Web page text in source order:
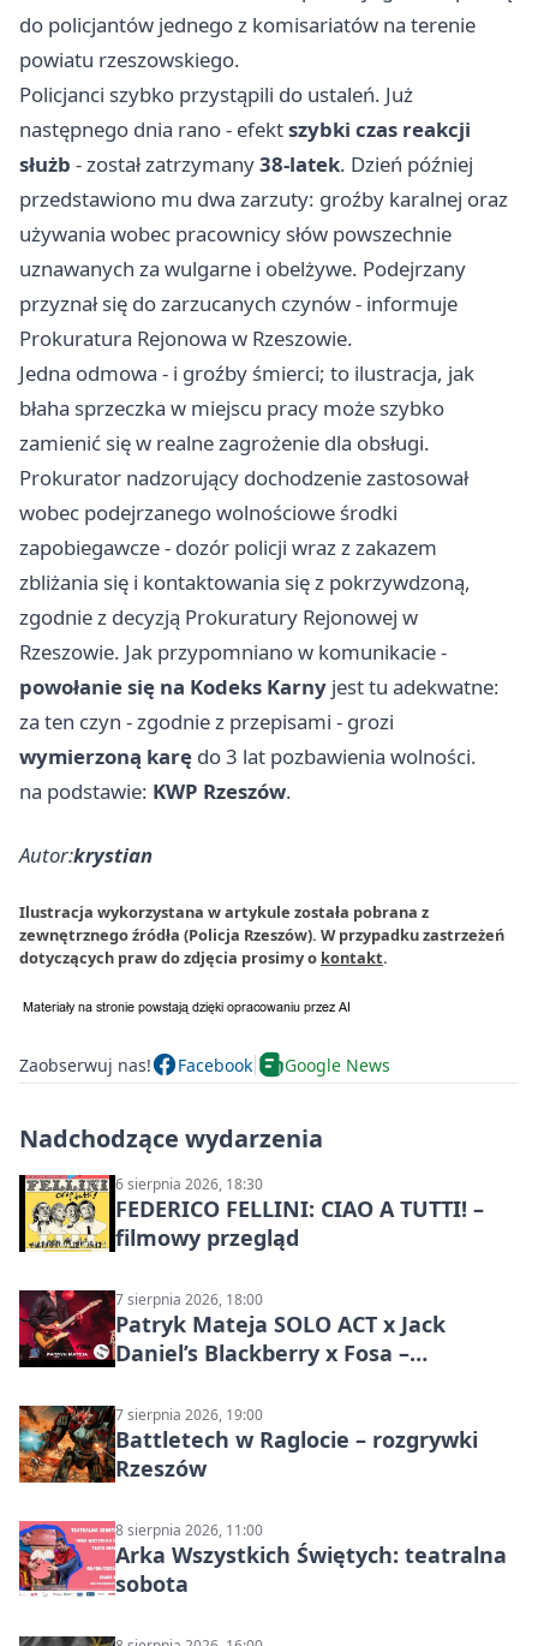
do policjantów jednego z komisariatów na terenie
powiatu rzeszowskiego.
Policjanci szybko przystąpili do ustaleń. Już
następnego dnia rano - efektszybki czas reakcji
służb - został zatrzymany38-latek. Dzień później
przedstawiono mu dwa zarzuty: groźby karalnej oraz
używania wobec pracownicy słów powszechnie
uznawanych za wulgarne i obelżywe. Podejrzany
przyznał się do zarzucanych czynów - informuje
Prokuratura Rejonowa w Rzeszowie.
Jedna odmowa - i groźby śmierci; to ilustracja, jak
błaha sprzeczka w miejscu pracy może szybko
zamienić się w realne zagrożenie dla obsługi.
Prokurator nadzorujący dochodzenie zastosował
wobec podejrzanego wolnościowe środki
zapobiegawcze - dozór policji wraz z zakazem
zbliżania się i kontaktowania się z pokrzywdzoną,
zgodnie z decyzją Prokuratury Rejonowej w
Rzeszowie. Jak przypomniano w komunikacie -
powołanie się na Kodeks Karny jest tu adekwatne:
za ten czyn - zgodnie z przepisami - grozi
wymierzoną karę do 3 lat pozbawienia wolności.
na podstawie: KWP Rzeszów.
Autor:krystian
Ilustracja wykorzystana w artykule została pobrana z
zewnętrznego źródła (Policja Rzeszów). W przypadku zastrzeżeń
dotyczących praw do zdjęcia prosimy o kontakt.
Zaobserwuj nas! Facebook Google News
Nadchodzące wydarzenia
6 sierpnia 2026, 18:30
FEDERICO FELLINI: CIAO A TUTTI! –
filmowy przegląd
7 sierpnia 2026, 18:00
Patryk Mateja SOLO ACT x Jack
Daniel’s Blackberry x Fosa –
7 sierpnia 2026, 19:00
Battletech w Raglocie – rozgrywki
Rzeszów
8 sierpnia 2026, 11:00
Arka Wszystkich Świętych: teatralna
sobota